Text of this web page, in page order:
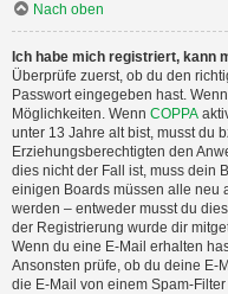
Nach oben
Ich habe mich registriert, kann
Überprüfe zuerst, ob du den
Passwort eingegeben hast.
Möglichkeiten. Wenn COPPA
unter 13 Jahre alt bist, musst du
Erziehungsberechtigten den
dies nicht der Fall ist, muss dein
einigen Boards müssen alle neu
werden – entweder musst du
der Registrierung wurde dir
Wenn du eine E-Mail erhalten
Ansonsten prüfe, ob du deine E-
die E-Mail von einem Spam-